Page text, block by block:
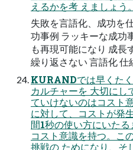
えるかを考 えましょう。
失敗を言語化、成功を
功事例 ラッキーな成功
も再現可能になり 成長
繰り返さない 言語化 仕
KURANDでは早くた
カルチャーを 大切にし
ていけないのはコスト
に対して、コストが発
間1秒の使い方にいた
コスト意識を持つ。こ
挑戦の ためになり、そ